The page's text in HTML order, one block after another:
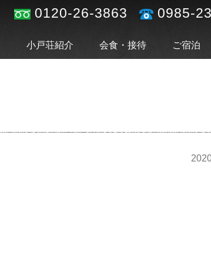
0120-26-3863 0985-
小戸荘紹介 会食・接待 ご宿泊